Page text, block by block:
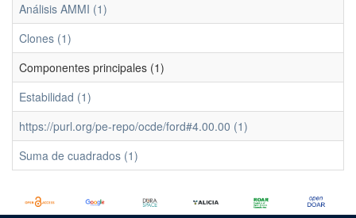
Análisis AMMI (1)
Clones (1)
Componentes principales (1)
Estabilidad (1)
https://purl.org/pe-repo/ocde/ford#4.00.00 (1)
Suma de cuadrados (1)